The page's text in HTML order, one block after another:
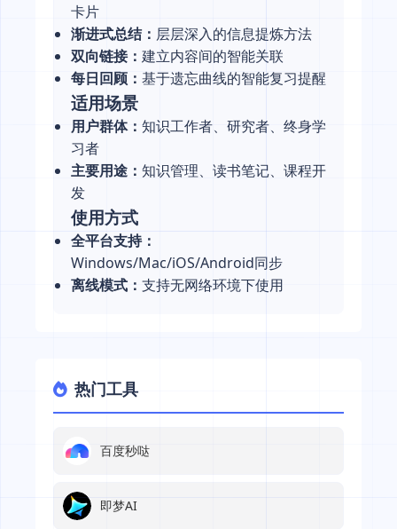
卡片
渐进式总结： 层层深入的信息提炼方法
双向链接： 建立内容间的智能关联
每日回顾： 基于遗忘曲线的智能复习提醒
适用场景
用户群体： 知识工作者、研究者、终身学
习者
主要用途： 知识管理、读书笔记、课程开
发
使用方式
全平台支持：
Windows/Mac/iOS/Android同步
离线模式： 支持无网络环境下使用
热门工具
百度秒哒
即梦AI